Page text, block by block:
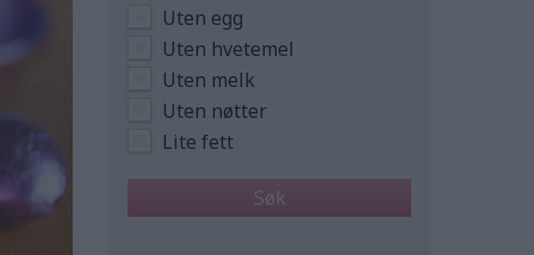
Uten egg
Uten hvetemel
Uten melk
Uten nøtter
Lite fett